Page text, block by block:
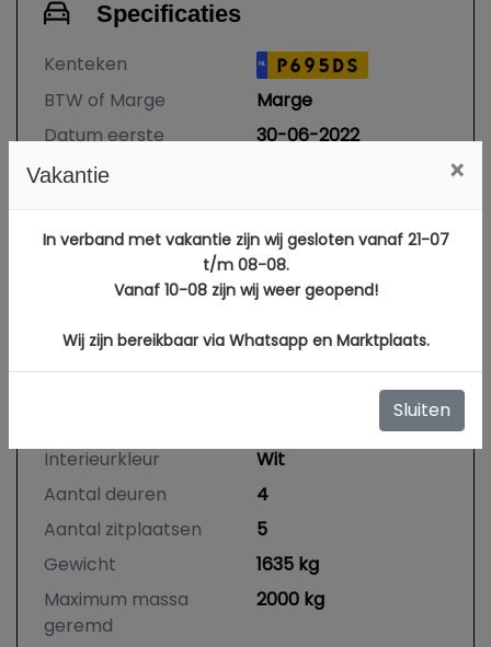
Specificaties
Kenteken NL P695DS
BTW of Marge
Marge
Datum eerste
toelating
30-06-2022
(internationaal)
APK vervaldatum
20-07-2027
Carrosserie
Sedan
Interieurkleur
Wit
Aantal deuren
4
Aantal zitplaatsen
5
Gewicht
1635 kg
Maximum massa
geremd
2000 kg
Vakantie ×
In verband met vakantie zijn wij gesloten vanaf 21-07
t/m 08-08.
Vanaf 10-08 zijn wij weer geopend!
Wij zijn bereikbaar via Whatsapp en Marktplaats.
Sluiten